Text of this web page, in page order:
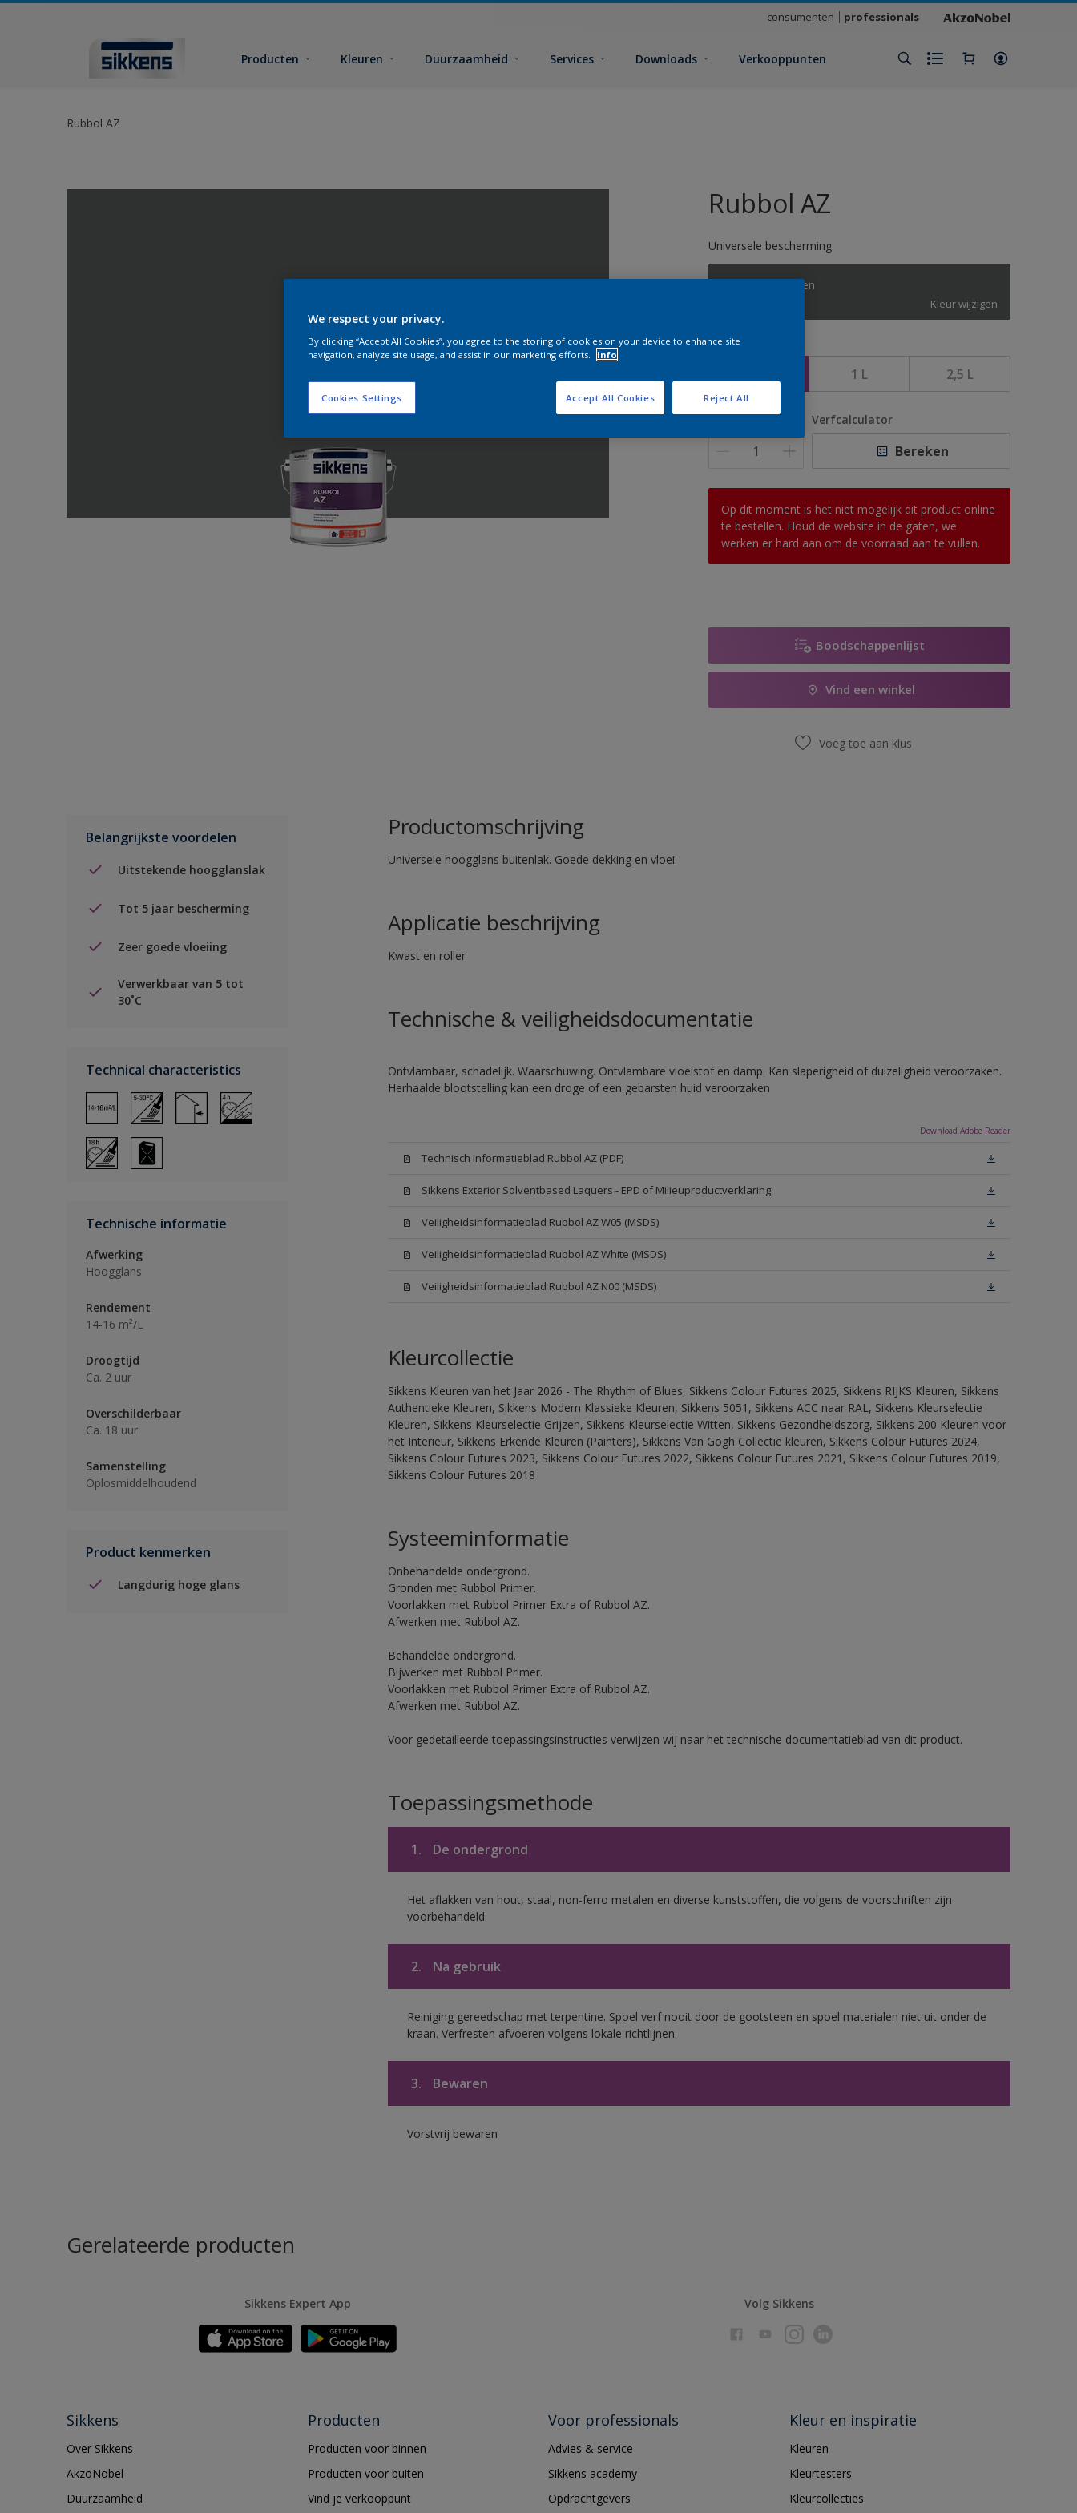
consumenten professionals
Producten Kleuren Duurzaamheid Services Downloads Verkooppunten
Rubbol AZ
Rubbol AZ
Universele bescherming
RIJKS puur groen
Kleur wijzigen
Grootte
1 L 2,5 L
Aantal Verfcalculator
Bereken
Op dit moment is het niet mogelijk dit product online
te bestellen. Houd de website in de gaten, we
werken er hard aan om de voorraad aan te vullen.
Boodschappenlijst
Vind een winkel
Voeg toe aan klus
Belangrijkste voordelen
Uitstekende hoogglanslak
Tot 5 jaar bescherming
Zeer goede vloeiing
Verwerkbaar van 5 tot
30˚C
Technical characteristics
Technische informatie
Afwerking
Hoogglans
Rendement
14-16 m²/L
Droogtijd
Ca. 2 uur
Overschilderbaar
Ca. 18 uur
Samenstelling
Oplosmiddelhoudend
Product kenmerken
Langdurig hoge glans
Productomschrijving
Universele hoogglans buitenlak. Goede dekking en vloei.
Applicatie beschrijving
Kwast en roller
Technische & veiligheidsdocumentatie
Ontvlambaar, schadelijk. Waarschuwing. Ontvlambare vloeistof en damp. Kan slaperigheid of duizeligheid veroorzaken.
Herhaalde blootstelling kan een droge of een gebarsten huid veroorzaken
Download Adobe Reader
Technisch Informatieblad Rubbol AZ (PDF)
Sikkens Exterior Solventbased Laquers - EPD of Milieuproductverklaring
Veiligheidsinformatieblad Rubbol AZ W05 (MSDS)
Veiligheidsinformatieblad Rubbol AZ White (MSDS)
Veiligheidsinformatieblad Rubbol AZ N00 (MSDS)
Kleurcollectie
Sikkens Kleuren van het Jaar 2026 - The Rhythm of Blues, Sikkens Colour Futures 2025, Sikkens RIJKS Kleuren, Sikkens
Authentieke Kleuren, Sikkens Modern Klassieke Kleuren, Sikkens 5051, Sikkens ACC naar RAL, Sikkens Kleurselectie
Kleuren, Sikkens Kleurselectie Grijzen, Sikkens Kleurselectie Witten, Sikkens Gezondheidszorg, Sikkens 200 Kleuren voor
het Interieur, Sikkens Erkende Kleuren (Painters), Sikkens Van Gogh Collectie kleuren, Sikkens Colour Futures 2024,
Sikkens Colour Futures 2023, Sikkens Colour Futures 2022, Sikkens Colour Futures 2021, Sikkens Colour Futures 2019,
Sikkens Colour Futures 2018
Systeeminformatie
Onbehandelde ondergrond.
Gronden met Rubbol Primer.
Voorlakken met Rubbol Primer Extra of Rubbol AZ.
Afwerken met Rubbol AZ.
Behandelde ondergrond.
Bijwerken met Rubbol Primer.
Voorlakken met Rubbol Primer Extra of Rubbol AZ.
Afwerken met Rubbol AZ.
Voor gedetailleerde toepassingsinstructies verwijzen wij naar het technische documentatieblad van dit product.
Toepassingsmethode
1. De ondergrond
Het aflakken van hout, staal, non-ferro metalen en diverse kunststoffen, die volgens de voorschriften zijn
voorbehandeld.
2. Na gebruik
Reiniging gereedschap met terpentine. Spoel verf nooit door de gootsteen en spoel materialen niet uit onder de
kraan. Verfresten afvoeren volgens lokale richtlijnen.
3. Bewaren
Vorstvrij bewaren
Gerelateerde producten
Sikkens Expert App Volg Sikkens
Sikkens
Over Sikkens
AkzoNobel
Duurzaamheid
Producten
Producten voor binnen
Producten voor buiten
Vind je verkooppunt
Voor professionals
Advies & service
Sikkens academy
Opdrachtgevers
Kleur en inspiratie
Kleuren
Kleurtesters
Kleurcollecties
We respect your privacy.
By clicking “Accept All Cookies”, you agree to the storing of cookies on your device to enhance site
navigation, analyze site usage, and assist in our marketing efforts.
Info
Cookies Settings Reject All
Accept All Cookies